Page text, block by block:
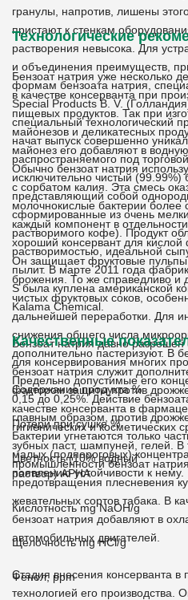
гранулы, напротив, лишены
пристают к стенкам
растворения невысока. Для
и объединения преимуществ,
формам бензоата натрия,
Special Products B. V.
специальный технологический
начат выпуск совершенно
распространяемого под
исключительно чистый (99.99%)
представляющий собой
сформированные из очень
растворимого кофе). Продукт
растворимостью, идеальной
пылит. В марте 2011 года
S была куплена американской
Kalama Chemical.
Бензоат натрия давно разрешен
для консервирования многих
Предельно допустимые его
0,15 до 0,25%. Действие
главным образом, против
Бактерии угнетаются только
малых (подпороговых)
появлению устойчивости к нему.
Технологические
Бензоат натрия уже несколько
в качестве консерванта при
пищевых продуктов. Так при
майонезов и деликатесных
майонез его добавляют в водную
Обычно бензоат натрия
с сорбатом калия. Эта смесь
молочнокислые бактерии более
каждый компонент в
хороший консервант для кислой
Он защищает фруктовые пульпы
брожения. То же справедливо и
чистых фруктовых соков,
дальнейшей переработки. Для
снижения общего числа
дополнительно пастеризуют. В
бензоат натрия служит
фактором защиты против
качестве консерванта в
гигиенических и косметических
зубных паст, шампуней, гелей. В
промышленности бензоат
предотвращения плесневения
жевательных сортов табака. В
бензоат натрия добавляют в
автомобильных двигателей.
Стадия внесения консерванта в
технологией его производства.
Качественные
Содержание продукта %
Потери при сушке %
Цветность (10% водный
раствор) APHA
Кислотность mg NaOH/g
Щелочность mg HCl/g
Фенол, ppm